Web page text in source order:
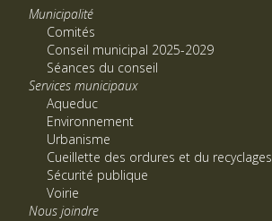
Municipalité
Comités
Conseil municipal 2025-2029
Séances du conseil
Services municipaux
Aqueduc
Environnement
Urbanisme
Cueillette des ordures et du recyclages
Sécurité publique
Voirie
Nous joindre